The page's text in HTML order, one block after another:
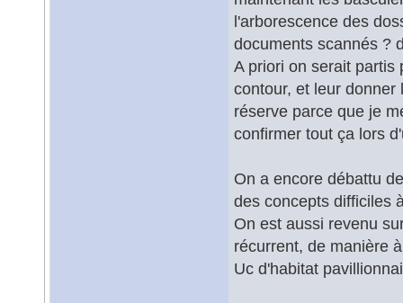
l'arborescence des
documents scannés ?
A priori on serait partis
contour, et leur
réserve parce que je
confirmer tout ça lors
On a encore débattu
des concepts difficiles
On est aussi revenu
récurrent, de manière
Uc d'habitat